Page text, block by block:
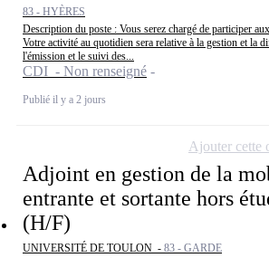
83 - HYÈRES
Description du poste : Vous serez chargé de participer
Votre activité au quotidien sera relative à la gestion et la
l'émission et le suivi des...
CDI - Non renseigné
Publié il y a 2 jours
Adjoint en gestion de la
entrante et sortante hors
(H/F)
UNIVERSITÉ DE TOULON - 83 - GARDE
Ajouter cette